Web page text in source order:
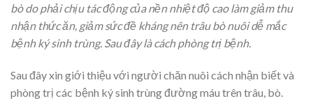
bò do phải chịu tác động của nền nhiệt độ cao làm giảm thu
nhận thức ăn, giảm sức đề kháng nên trâu bò nuôi dễ mắc
bệnh ký sinh trùng. Sau đây là cách phòng trị bệnh.
Sau đây xin giới thiệu với người chăn nuôi cách nhận biết và
phòng trị các bệnh ký sinh trùng đường máu trên trâu, bò.